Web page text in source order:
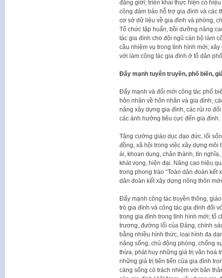
đẳng giới; triển khai thực hiện có
công đảm bảo hỗ trợ gia đình và các
cơ sở dữ liệu về gia đình và phòng,
Tổ chức tập huấn, bồi dưỡng nâng
tác gia đình cho đội ngũ cán bộ làm
cầu nhiệm vụ trong tình hình mới;
với làm công tác gia đình ở tổ dân
Đẩy mạnh tuyên truyền, phố biến,
Đẩy mạnh và đổi mới công tác phổ
hôn nhân về hôn nhân và gia đình,
năng xây dựng gia đình, các rủi ro
các ảnh hưởng tiêu cực đến gia đình.
Tăng cường giáo dục đạo đức, lối
đồng, xã hội trong việc xây dựng
ái, khoan dung, chân thành, tín
khát vọng, hiện đại. Nâng cao hiệu
trong phong trào “Toàn dân đoàn kết
dân đoàn kết xây dựng nông thôn
Đẩy mạnh công tác truyền thông,
trò gia đình và công tác gia đình đối
trong gia đình trong tình hình mới; tổ
trương, đường lối của Đảng, chính
bằng nhiều hình thức, loại hình đa
năng sống, chủ động phòng, chống
thừa, phát huy những giá trị văn hoá
những giá trị tiên tiến của gia đình
càng sống có trách nhiệm với bản